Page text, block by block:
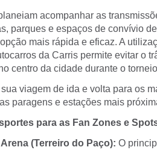
acompanhar as
parques e espaços de convívio
mais rápida e eficaz. A
da Carris permite evitar o
centro da cidade durante o
viagem de ida e volta para os
paragens e estações mais
para as Fan Zones e
(Terreiro do Paço): O